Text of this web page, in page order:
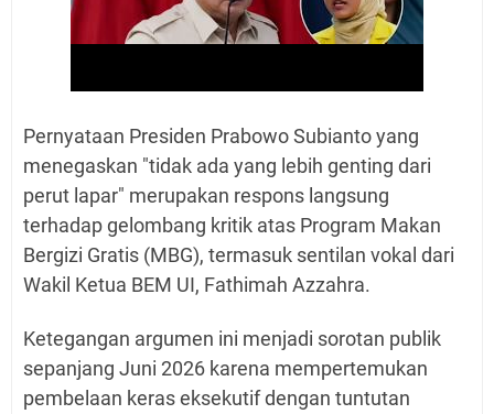
Pernyataan Presiden Prabowo Subianto yang
menegaskan "tidak ada yang lebih genting dari
perut lapar" merupakan respons langsung
terhadap gelombang kritik atas Program Makan
Bergizi Gratis (MBG), termasuk sentilan vokal dari
Wakil Ketua BEM UI, Fathimah Azzahra.
Ketegangan argumen ini menjadi sorotan publik
sepanjang Juni 2026 karena mempertemukan
pembelaan keras eksekutif dengan tuntutan